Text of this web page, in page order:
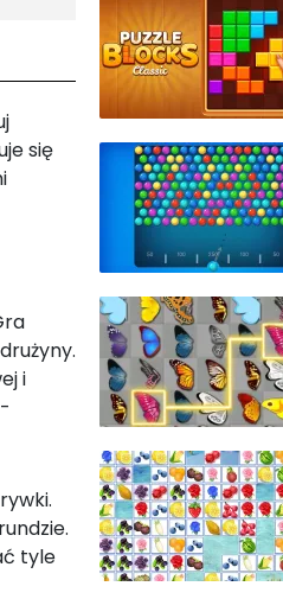
się
i
tyle